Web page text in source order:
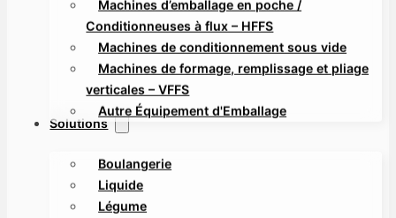
Machines d’emballage en poche /
Conditionneuses à flux – HFFS
Machines de conditionnement sous vide
Machines de formage, remplissage et pliage
verticales – VFFS
Autre Équipement d'Emballage
Solutions
Boulangerie
Liquide
Légume